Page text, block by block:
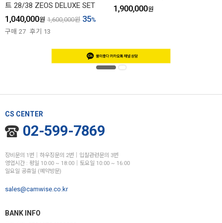
트 28/38 ZEOS DELUXE SET
1,040,000원 1,600,000원 35%
구매 27 후기 13
1,900,000원
CS CENTER
02-599-7869
장비문의 1번│하우징문의 2번│입찰관련문의 3번
영업시간 : 평일 10:00 ~ 18:00│토요일 10:00 ~ 16:00
일요일 공휴일 (예약방문)
sales@camwise.co.kr
BANK INFO